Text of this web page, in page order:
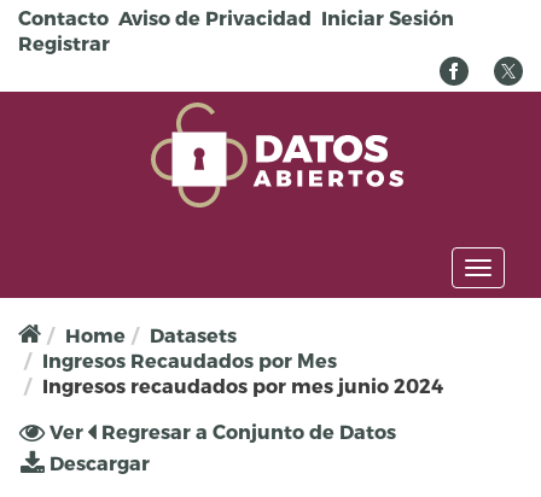
Pasar al contenido principal
Contacto Aviso de Privacidad Iniciar Sesión
Registrar
Toggle
Home
Datasets
Ingresos Recaudados por Mes
Ingresos recaudados por mes junio 2024
Solapas principales
Ver (solapa
activa)
Regresar a Conjunto de Datos
Descargar